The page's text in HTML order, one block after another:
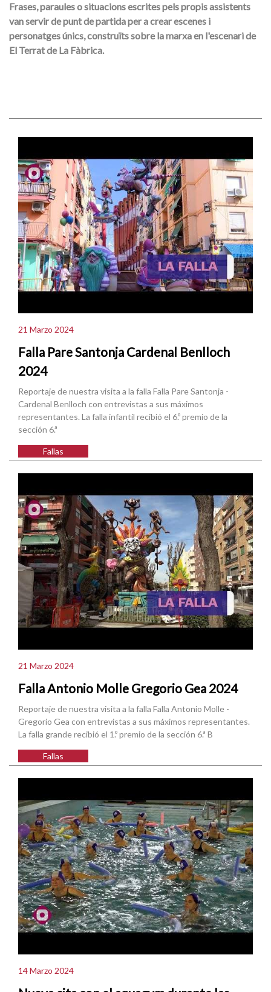
Frases, paraules o situacions escrites pels propis assistents
van servir de punt de partida per a crear escenes i
personatges únics, construïts sobre la marxa en l'escenari de
El Terrat de La Fàbrica.
21 Marzo 2024
Falla Pare Santonja Cardenal Benlloch
2024
Reportaje de nuestra visita a la falla Falla Pare Santonja -
Cardenal Benlloch con entrevistas a sus máximos
representantes. La falla infantil recibió el 6.º premio de la
sección 6.ª
Fallas
21 Marzo 2024
Falla Antonio Molle Gregorio Gea 2024
Reportaje de nuestra visita a la falla Falla Antonio Molle -
Gregorio Gea con entrevistas a sus máximos representantes.
La falla grande recibió el 1.º premio de la sección 6.ª B
Fallas
14 Marzo 2024